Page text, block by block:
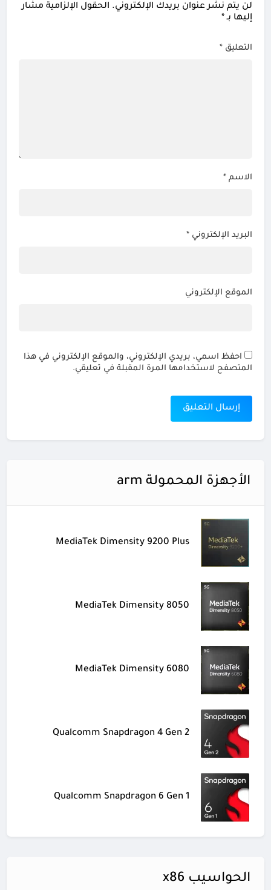
لن يتم نشر عنوان بريدك الإلكتروني. الحقول الإلزامية مشار
إليها بـ*
التعليق *
الاسم *
البريد الإلكتروني *
الموقع الإلكتروني
احفظ اسمي، بريدي الإلكتروني، والموقع الإلكتروني في هذا
المتصفح لاستخدامها المرة المقبلة في تعليقي.
الأجهزة المحمولة arm
MediaTek Dimensity 9200 Plus
MediaTek Dimensity 8050
MediaTek Dimensity 6080
Qualcomm Snapdragon 4 Gen 2
Qualcomm Snapdragon 6 Gen 1
الحواسيب x86